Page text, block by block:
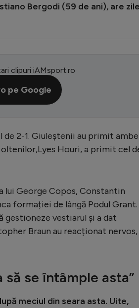
Bergodi (59 de ani), are
clipuri iAMsport.ro
pe Google
2-1. Giuleștenii au primit
Houri, a primit cel
lui George Copos, Constantin
formației de lângă Podul Grant.
gestioneze vestiarul și a dat
Braun au reacționat nervos,
se întâmple asta”
meciul din seara asta. Uite,